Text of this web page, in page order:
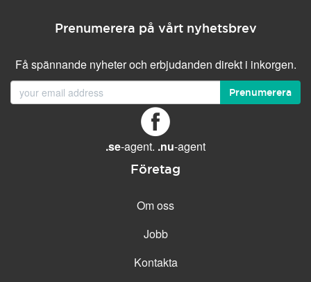
Prenumerera på vårt nyhetsbrev
Få spännande nyheter och erbjudanden direkt i inkorgen.
Prenumerera
.se-agent. .nu-agent
Företag
Om oss
Jobb
Kontakta